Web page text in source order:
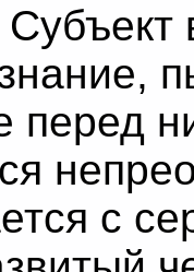
перед
с